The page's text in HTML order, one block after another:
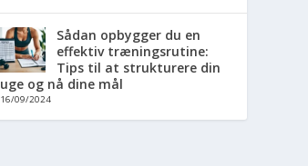
Sådan opbygger du en
effektiv træningsrutine:
Tips til at strukturere din
uge og nå dine mål
16/09/2024